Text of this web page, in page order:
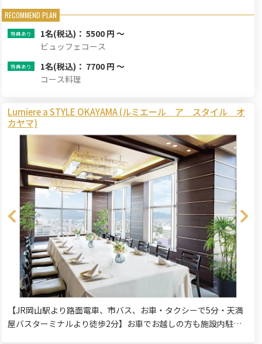
1名(税込)： 5500 円 ～
ビュッフェコース
1名(税込)： 7700 円 ～
コース料理
Lumiere a STYLE OKAYAMA (ルミエール ア スタイル オ
カヤマ)
【JR岡山駅より路面電車、市バス、お車・タクシーで5分・天満
屋バスターミナルより徒歩2分】お車でお越しの方も施設内駐車